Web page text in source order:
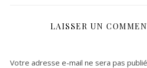
LAISSER UN
Votre adresse e-mail ne sera pas